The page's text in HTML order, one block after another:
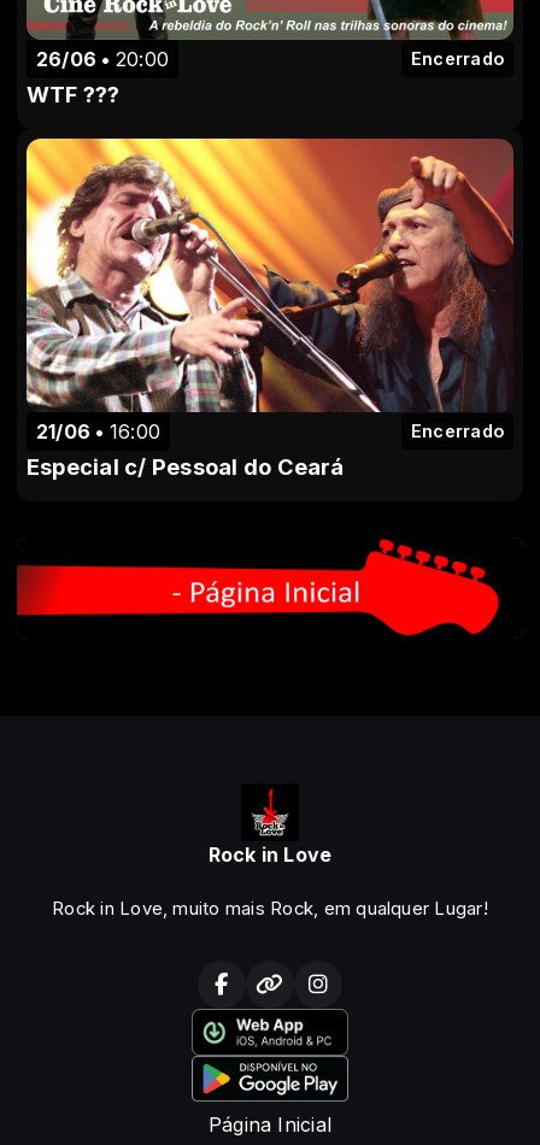
26/06 20:00 Encerrado
WTF ???
21/06 16:00 Encerrado
Especial c/ Pessoal do Ceará
Rock in Love
Rock in Love, muito mais Rock, em qualquer Lugar!
Página Inicial